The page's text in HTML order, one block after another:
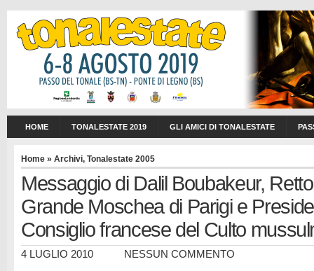
HOME TONALESTATE 2019 GLI AMICI DI TONALESTATE
Home » Archivi, Tonalestate 2005
Messaggio di Dalil Boubakeur,
Grande Moschea di Parigi e
Consiglio francese del Culto
4 LUGLIO 2010 NESSUN COMMENTO